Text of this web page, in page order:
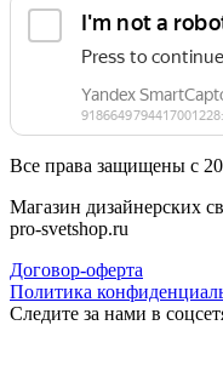
Все права защищены с
Магазин дизайнерских
pro-svetshop.ru
Договор-оферта
Политика
Следите за нами в